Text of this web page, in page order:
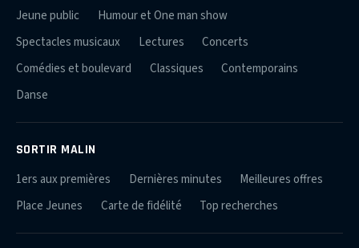
Jeune public
Humour et One man show
Spectacles musicaux
Lectures
Concerts
Comédies et boulevard
Classiques
Contemporains
Danse
SORTIR MALIN
1ers aux premières Dernières minutes
Meilleures offres
Place Jeunes
Carte de fidélité Top recherches